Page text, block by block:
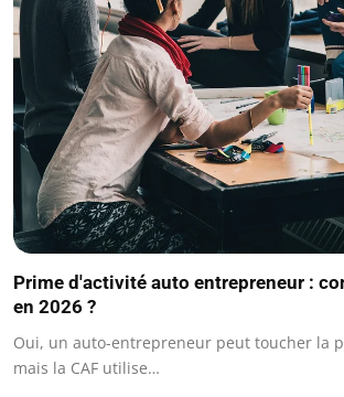
Prime d'activité auto entrepreneur :
en 2026 ?
Oui, un auto-entrepreneur peut toucher la
mais la CAF utilise…